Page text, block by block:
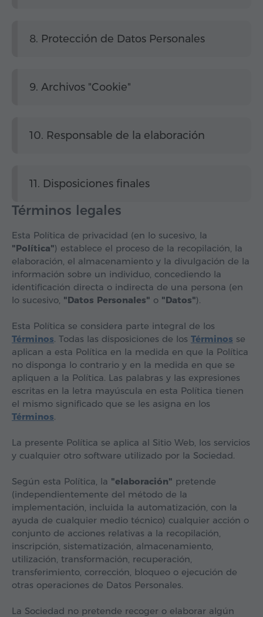
8. Protección de Datos Personales
9. Archivos "Cookie"
10. Responsable de la elaboración
11. Disposiciones finales
Términos legales
Esta Política de privacidad (en lo sucesivo, la
"Política") establece el proceso de la recopilación, la
elaboración, el almacenamiento y la divulgación de la
información sobre un individuo, concediendo la
identificación directa o indirecta de una persona (en
lo sucesivo, "Datos Personales" o "Datos").
Esta Política se considera parte integral de los
Términos. Todas las disposiciones de los Términos se
aplican a esta Política en la medida en que la Política
no disponga lo contrario y en la medida en que se
apliquen a la Política. Las palabras y las expresiones
escritas en la letra mayúscula en esta Política tienen
el mismo significado que se les asigna en los
Términos.
La presente Política se aplica al Sitio Web, los servicios
y cualquier otro software utilizado por la Sociedad.
Según esta Política, la "elaboración" pretende
(independientemente del método de la
implementación, incluida la automatización, con la
ayuda de cualquier medio técnico) cualquier acción o
conjunto de acciones relativas a la recopilación,
inscripción, sistematización, almacenamiento,
utilización, transformación, recuperación,
transferimiento, corrección, bloqueo o ejecución de
otras operaciones de Datos Personales.
La Sociedad no pretende recoger o elaborar algún